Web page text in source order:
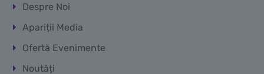
Despre Noi
Apariții Media
Ofertă Evenimente
Noutăți